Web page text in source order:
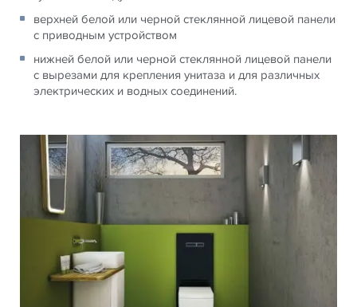
верхней белой или черной стеклянной лицевой панели
с приводным устройством
нижней белой или черной стеклянной лицевой панели
с вырезами для крепления унитаза и для различных
электрических и водных соединений.